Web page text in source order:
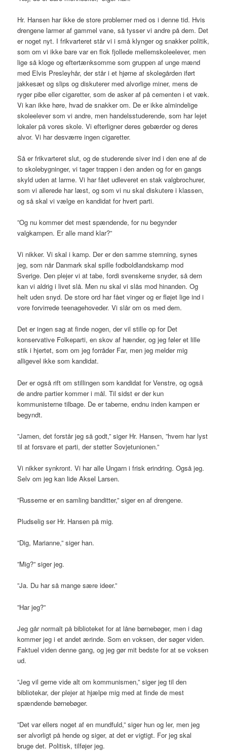
Hr. Hansen har ikke de store problemer med os i denne tid. Hvis
drengene larmer af gammel vane, så tysser vi andre på dem. Det
er noget nyt. I frikvarteret står vi i små klynger og snakker politik,
som om vi ikke bare var en flok fjollede mellemskoleelever, men
lige så kloge og eftertænksomme som gruppen af unge mænd
med Elvis Presleyhår, der står i et hjørne af skolegården iført
jakkesæt og slips og diskuterer med alvorlige miner, mens de
ryger pibe eller cigaretter, som de asker af på cementen i et væk.
Vi kan ikke høre, hvad de snakker om. De er ikke almindelige
skoleelever som vi andre, men handelsstuderende, som har lejet
lokaler på vores skole. Vi efterligner deres gebærder og deres
alvor. Vi har desværre ingen cigaretter.
Så er frikvarteret slut, og de studerende siver ind i den ene af de
to skolebygninger, vi tager trappen i den anden og for en gangs
skyld uden at larme. Vi har fået udleveret en stak valgbrochurer,
som vi allerede har læst, og som vi nu skal diskutere i klassen,
og så skal vi vælge en kandidat for hvert parti.
”Og nu kommer det mest spændende, for nu begynder
valgkampen. Er alle mand klar?”
Vi nikker. Vi skal i kamp. Der er den samme stemning, synes
jeg, som når Danmark skal spille fodboldlandskamp mod
Sverige. Den plejer vi at tabe, fordi svenskerne snyder, så dem
kan vi aldrig i livet slå. Men nu skal vi slås mod hinanden. Og
helt uden snyd. De store ord har fået vinger og er fløjet lige ind i
vore forvirrede teenagehoveder. Vi slår om os med dem.
Det er ingen sag at finde nogen, der vil stille op for Det
konservative Folkeparti, en skov af hænder, og jeg føler et lille
stik i hjertet, som om jeg forråder Far, men jeg melder mig
alligevel ikke som kandidat.
Der er også rift om stillingen som kandidat for Venstre, og også
de andre partier kommer i mål. Til sidst er der kun
kommunisterne tilbage. De er taberne, endnu inden kampen er
begyndt.
”Jamen, det forstår jeg så godt,” siger Hr. Hansen, ”hvem har lyst
til at forsvare et parti, der støtter Sovjetunionen.”
Vi nikker synkront. Vi har alle Ungarn i frisk erindring. Også jeg.
Selv om jeg kan lide Aksel Larsen.
”Russerne er en samling banditter,” siger en af drengene.
Pludselig ser Hr. Hansen på mig.
”Dig, Marianne,” siger han.
”Mig?” siger jeg.
”Ja. Du har så mange sære ideer.”
”Har jeg?”
Jeg går normalt på biblioteket for at låne børnebøger, men i dag
kommer jeg i et andet ærinde. Som en voksen, der søger viden.
Faktuel viden denne gang, og jeg gør mit bedste for at se voksen
ud.
”Jeg vil gerne vide alt om kommunismen,” siger jeg til den
bibliotekar, der plejer at hjælpe mig med at finde de mest
spændende børnebøger.
”Det var ellers noget af en mundfuld,” siger hun og ler, men jeg
ser alvorligt på hende og siger, at det er vigtigt. For jeg skal
bruge det. Politisk, tilføjer jeg.